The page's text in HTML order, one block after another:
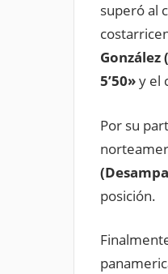
superó al
5’50»y el
Por su
posición.